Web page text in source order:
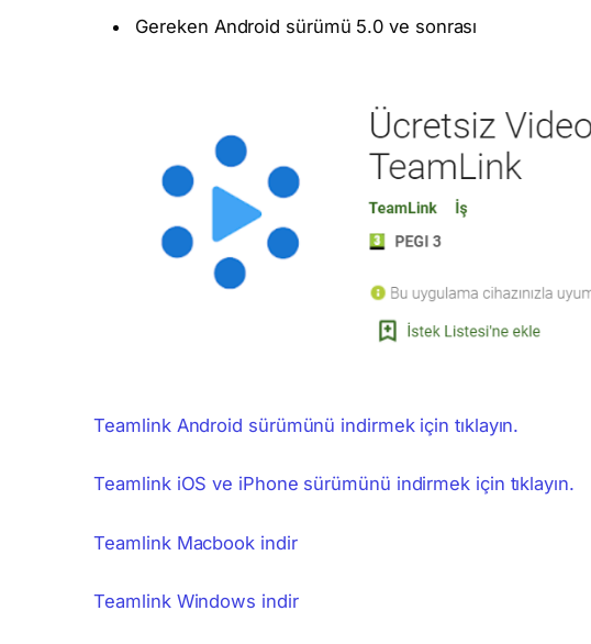
Gereken Android sürümü 5.0 ve sonrası
Teamlink Android sürümünü indirmek için tıklayın.
Teamlink iOS ve iPhone sürümünü indirmek için tıklayın.
Teamlink Macbook indir
Teamlink Windows indir